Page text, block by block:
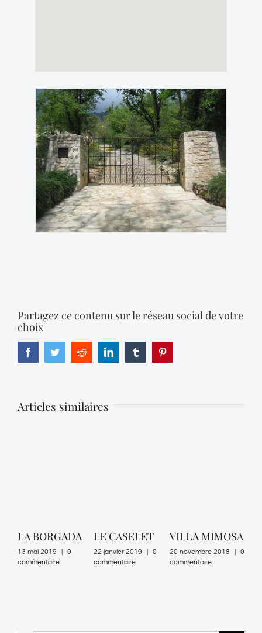
Partagez ce contenu sur le réseau social de votre
choix
FacebookTwitterReddit LinkedIn Tumblr
Articles similaires
LA BORGADA
13 mai 2019
0
commentaire
LE CASELET
22 janvier 2019
0
commentaire
VILLA MIMOSA
20 novembre 2018
0
commentaire